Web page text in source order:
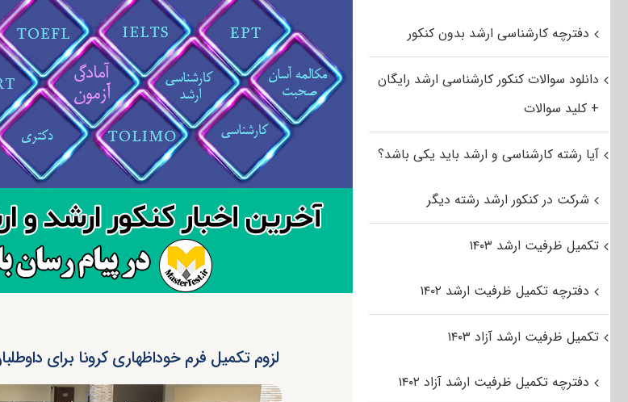
لزوم تکمیل فرم خوداظهاری کرونا برای
دفترچه کارشناسی ارشد بدون کنکور
دانلود سوالات کنکور کارشناسی ارشد رایگان
+ کلید سوالات
آیا رشته کارشناسی و ارشد باید یکی باشد؟
شرکت در کنکور ارشد رشته دیگر
تکمیل ظرفیت ارشد ۱۴۰۳
دفترچه تکمیل ظرفیت ارشد ۱۴۰۲
تکمیل ظرفیت ارشد آزاد ۱۴۰۳
دفترچه تکمیل ظرفیت ارشد آزاد ۱۴۰۲